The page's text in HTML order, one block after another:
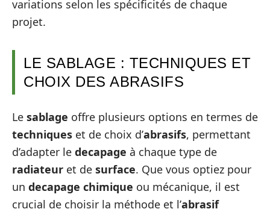
variations selon les spécificités de chaque
projet.
LE SABLAGE : TECHNIQUES ET
CHOIX DES ABRASIFS
Le sablage offre plusieurs options en termes de
techniques et de choix d’abrasifs, permettant
d’adapter le decapage à chaque type de
radiateur et de surface. Que vous optiez pour
un decapage chimique ou mécanique, il est
crucial de choisir la méthode et l’abrasif